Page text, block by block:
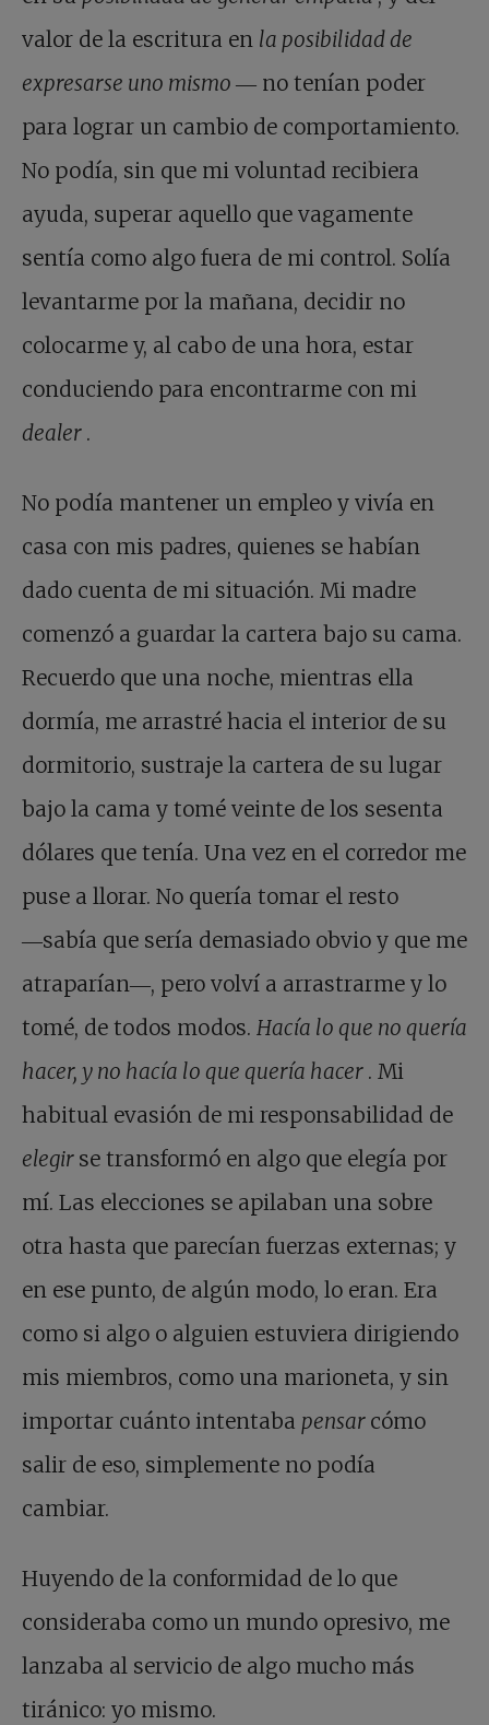
valor de la escritura en la posibilidad de
expresarse uno mismo ― no tenían poder
para lograr un cambio de comportamiento.
No podía, sin que mi voluntad recibiera
ayuda, superar aquello que vagamente
sentía como algo fuera de mi control. Solía
levantarme por la mañana, decidir no
colocarme y, al cabo de una hora, estar
conduciendo para encontrarme con mi
dealer .
No podía mantener un empleo y vivía en
casa con mis padres, quienes se habían
dado cuenta de mi situación. Mi madre
comenzó a guardar la cartera bajo su cama.
Recuerdo que una noche, mientras ella
dormía, me arrastré hacia el interior de su
dormitorio, sustraje la cartera de su lugar
bajo la cama y tomé veinte de los sesenta
dólares que tenía. Una vez en el corredor me
puse a llorar. No quería tomar el resto
―sabía que sería demasiado obvio y que me
atraparían―, pero volví a arrastrarme y lo
tomé, de todos modos. Hacía lo que no quería
hacer, y no hacía lo que quería hacer . Mi
habitual evasión de mi responsabilidad de
elegir se transformó en algo que elegía por
mí. Las elecciones se apilaban una sobre
otra hasta que parecían fuerzas externas; y
en ese punto, de algún modo, lo eran. Era
como si algo o alguien estuviera dirigiendo
mis miembros, como una marioneta, y sin
importar cuánto intentaba pensar cómo
salir de eso, simplemente no podía
cambiar.
Huyendo de la conformidad de lo que
consideraba como un mundo opresivo, me
lanzaba al servicio de algo mucho más
tiránico: yo mismo.